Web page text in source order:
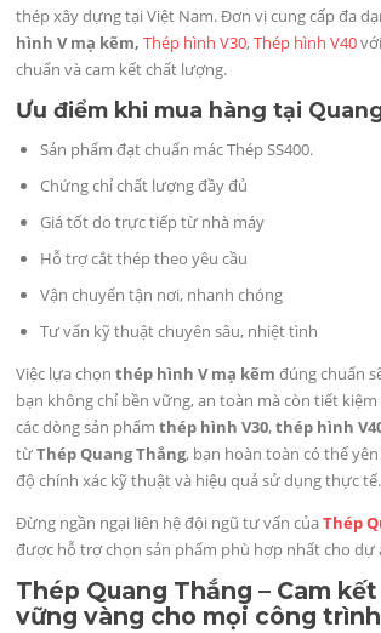
thép xây dựng tại Việt Nam. Đơn vị cung cấp đa
hình V mạ kẽm,Thép hình V30,Thép hình V40
chuẩn và cam kết chất lượng.
Ưu điểm khi mua hàng tại
Sản phẩm đạt chuẩn mác Thép SS400.
Chứng chỉ chất lượng đầy đủ
Giá tốt do trực tiếp từ nhà máy
Hỗ trợ cắt thép theo yêu cầu
Vận chuyển tận nơi, nhanh chóng
Tư vấn kỹ thuật chuyên sâu, nhiệt tình
Việc lựa chọnthép hình V mạ kẽm đúng chuẩn
bạn không chỉ bền vững, an toàn mà còn tiết kiệm
các dòng sản phẩmthép hình V30,thép hình
từThép Quang Thắng, bạn hoàn toàn có thể
độ chính xác kỹ thuật và hiệu quả sử dụng thực tế.
Đừng ngần ngại liên hệ đội ngũ tư vấn củaThép
được hỗ trợ chọn sản phẩm phù hợp nhất cho dự
Thép Quang Thắng – Cam
vững vàng cho mọi công trình